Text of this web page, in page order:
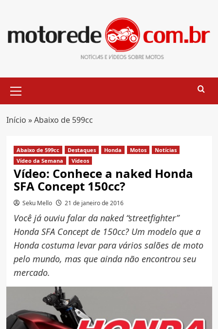
content
Menu
Início »Abaixo de 599cc
Abaixo de 599cc Destaques Honda Motos
Notícias
Vídeo da Semana
Vídeos
Vídeo: Conhece a naked Honda
SFA Concept 150cc?
Seku Mello 21 de janeiro de 2016
Você já ouviu falar da naked “streetfighter”
Honda SFA Concept de 150cc? Um modelo que a
Honda costuma levar para vários salões de moto
pelo mundo, mas que ainda não encontrou seu
mercado.